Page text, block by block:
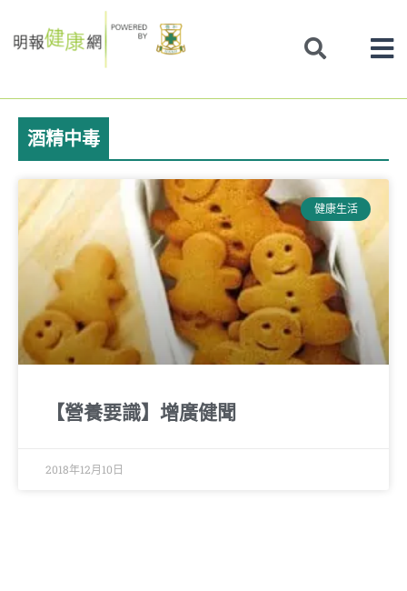
to
酒精中毒
健康生活
【營養要識】增廣健聞
2018年12月10日